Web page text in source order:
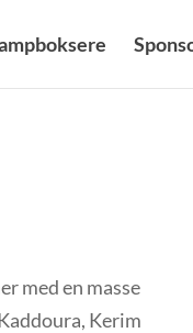
med en masse
Kerim